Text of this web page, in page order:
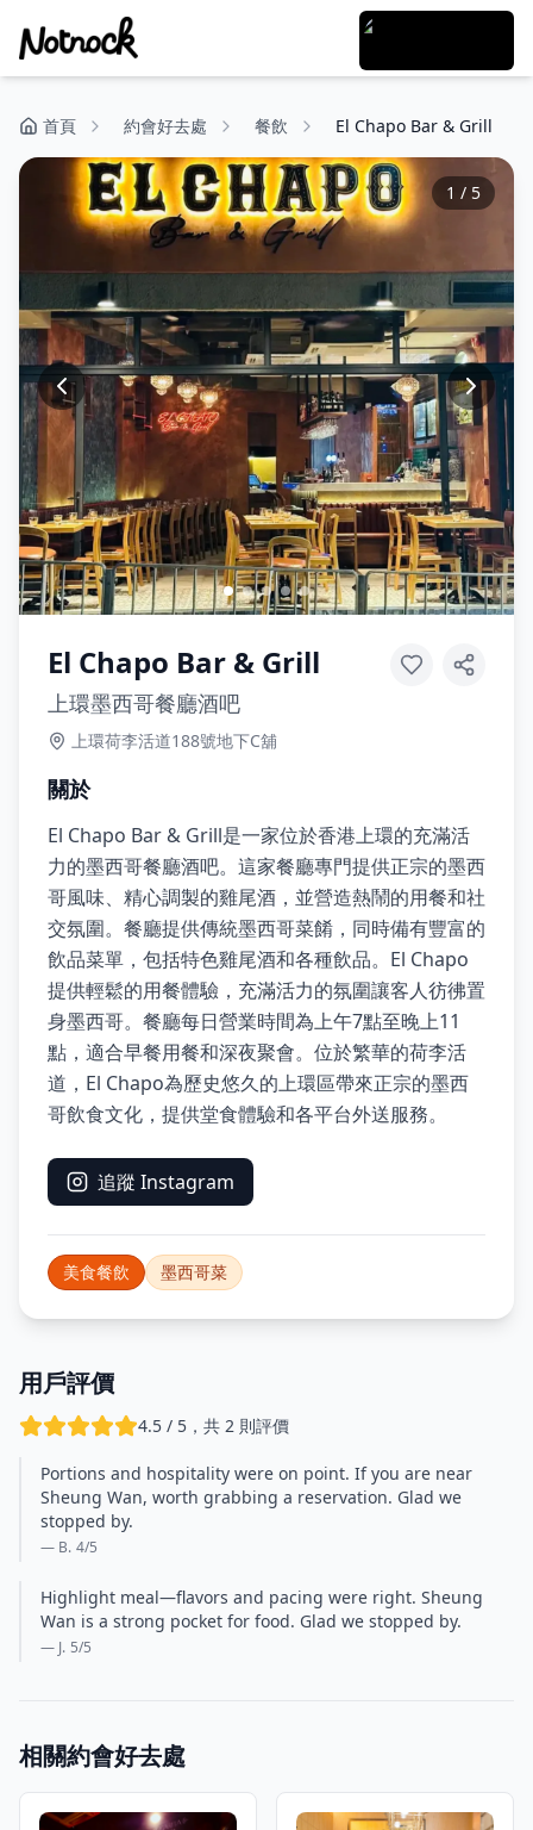
首頁 約會好去處 餐飲 El Chapo Bar & Grill
1 / 5
El Chapo Bar & Grill
上環墨西哥餐廳酒吧
上環荷李活道188號地下C舖
關於
El Chapo Bar & Grill是一家位於香港上環的充滿活
力的墨西哥餐廳酒吧。這家餐廳專門提供正宗的墨西
哥風味、精心調製的雞尾酒，並營造熱鬧的用餐和社
交氛圍。餐廳提供傳統墨西哥菜餚，同時備有豐富的
飲品菜單，包括特色雞尾酒和各種飲品。El Chapo
提供輕鬆的用餐體驗，充滿活力的氛圍讓客人彷彿置
身墨西哥。餐廳每日營業時間為上午7點至晚上11
點，適合早餐用餐和深夜聚會。位於繁華的荷李活
道，El Chapo為歷史悠久的上環區帶來正宗的墨西
哥飲食文化，提供堂食體驗和各平台外送服務。
追蹤 Instagram
美食餐飲 墨西哥菜
用戶評價
4.5 / 5，共 2 則評價
Portions and hospitality were on point. If you are near
Sheung Wan, worth grabbing a reservation. Glad we
stopped by.
— B. 4/5
Highlight meal—flavors and pacing were right. Sheung
Wan is a strong pocket for food. Glad we stopped by.
— J. 5/5
相關約會好去處